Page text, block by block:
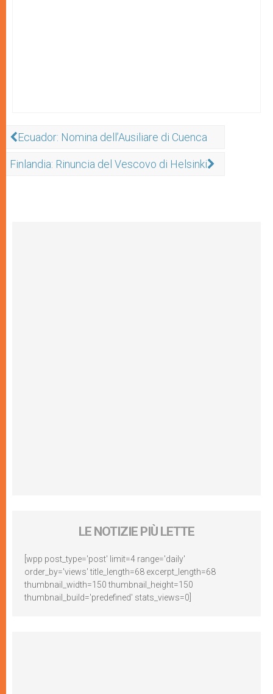
Ecuador: Nomina dell’Ausiliare di Cuenca
Finlandia: Rinuncia del Vescovo di Helsinki
LE NOTIZIE PIÙ LETTE
[wpp post_type='post' limit=4 range='daily'
order_by='views' title_length=68 excerpt_length=68
thumbnail_width=150 thumbnail_height=150
thumbnail_build='predefined' stats_views=0]